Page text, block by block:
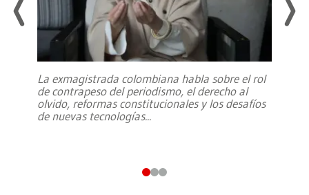
La exmagistrada colombiana habla sobre el rol
de contrapeso del periodismo, el derecho al
olvido, reformas constitucionales y los desafíos
de nuevas tecnologías...